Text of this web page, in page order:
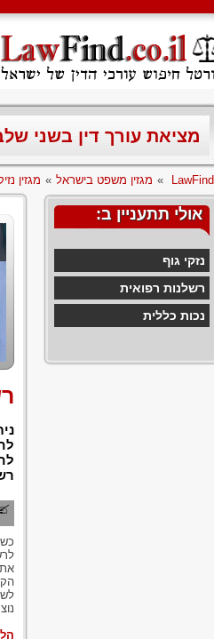
מציאת עורך דין בשני
LawFind
» מגזין משפט בישראל » מגזין
אולי תתעניין ב:
נזקי גוף
רשלנות רפואית
נכות כללית